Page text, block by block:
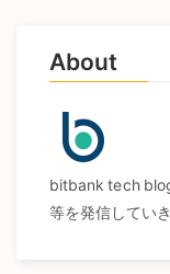
About
bitbank tech
等を発信してい